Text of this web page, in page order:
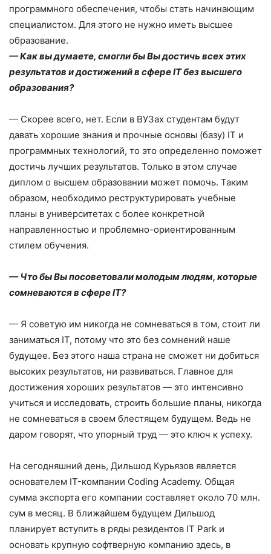
программного обеспечения, чтобы стать начинающим
специалистом. Для этого не нужно иметь высшее
образование.
— Как вы думаете, смогли бы Вы достичь всех этих
результатов и достижений в сфере IT без высшего
образования?
— Скорее всего, нет. Если в ВУЗах студентам будут
давать хорошие знания и прочные основы (базу) IT и
программных технологий, то это определенно поможет
достичь лучших результатов. Только в этом случае
диплом о высшем образовании может помочь. Таким
образом, необходимо реструктурировать учебные
планы в университетах с более конкретной
направленностью и проблемно-ориентированным
стилем обучения.
— Что бы Вы посоветовали молодым людям, которые
сомневаются в сфереIT?
— Я советую им никогда не сомневаться в том, стоит ли
заниматься IT, потому что это без сомнений наше
будущее. Без этого наша страна не сможет ни добиться
высоких результатов, ни развиваться. Главное для
достижения хороших результатов — это интенсивно
учиться и исследовать, строить большие планы, никогда
не сомневаться в своем блестящем будущем. Ведь не
даром говорят, что упорный труд — это ключ к успеху.
На сегодняшний день, Дильшод Курьязов является
основателем IT-компании Coding Academy. Общая
сумма экспорта его компании составляет около 70 млн.
сум в месяц. В ближайшем будущем Дильшод
планирует вступить в ряды резидентов IT Park и
основать крупную софтверную компанию здесь, в